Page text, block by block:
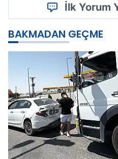
İlk Yorum
BAKMADAN GEÇME